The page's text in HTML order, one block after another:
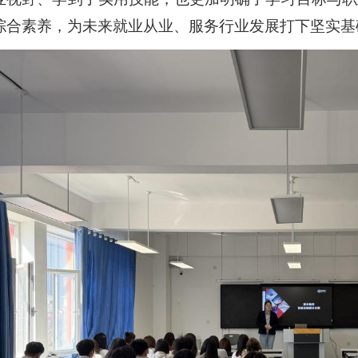
合素养，为未来就业从业、服务行业发展打下坚实